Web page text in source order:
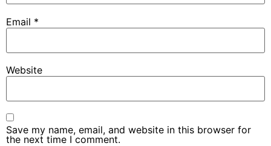
Email *
Website
Save my name, email, and website in this browser for
the next time I comment.